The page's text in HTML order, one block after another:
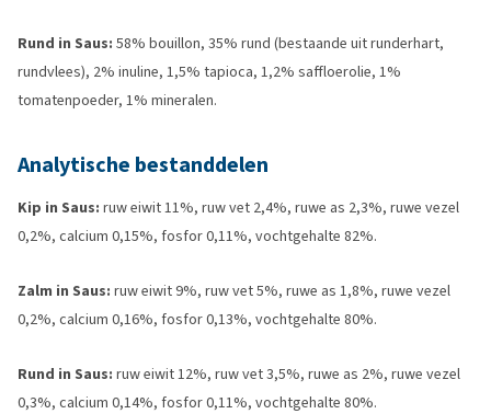
Rund in Saus: 58% bouillon, 35% rund (bestaande uit runderhart,
rundvlees), 2% inuline, 1,5% tapioca, 1,2% saffloerolie, 1%
tomatenpoeder, 1% mineralen.
Analytische bestanddelen
Kip in Saus: ruw eiwit 11%, ruw vet 2,4%, ruwe as 2,3%, ruwe vezel
0,2%, calcium 0,15%, fosfor 0,11%, vochtgehalte 82%.
Zalm in Saus: ruw eiwit 9%, ruw vet 5%, ruwe as 1,8%, ruwe vezel
0,2%, calcium 0,16%, fosfor 0,13%, vochtgehalte 80%.
Rund in Saus: ruw eiwit 12%, ruw vet 3,5%, ruwe as 2%, ruwe vezel
0,3%, calcium 0,14%, fosfor 0,11%, vochtgehalte 80%.